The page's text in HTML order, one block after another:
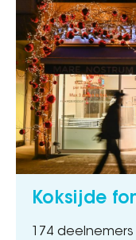
Koksijde
174